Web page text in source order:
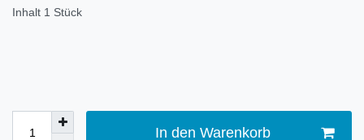
Inhalt 1 Stück
In den Warenkorb